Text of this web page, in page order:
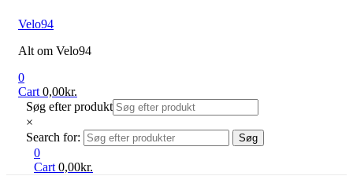
Velo94
Alt om Velo94
0
Cart 0,00kr.
Søg efter produkt
×
Search for:
Søg
0
Cart 0,00kr.